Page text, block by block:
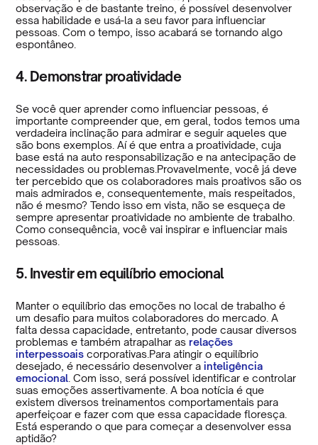
observação e de bastante treino, é possível desenvolver
essa habilidade e usá-la a seu favor para influenciar
pessoas. Com o tempo, isso acabará se tornando algo
espontâneo.
4. Demonstrar proatividade
Se você quer aprender como influenciar pessoas, é
importante compreender que, em geral, todos temos uma
verdadeira inclinação para admirar e seguir aqueles que
são bons exemplos. Aí é que entra a proatividade, cuja
base está na auto responsabilização e na antecipação de
necessidades ou problemas.Provavelmente, você já deve
ter percebido que os colaboradores mais proativos são os
mais admirados e, consequentemente, mais respeitados,
não é mesmo? Tendo isso em vista, não se esqueça de
sempre apresentar proatividade no ambiente de trabalho.
Como consequência, você vai inspirar e influenciar mais
pessoas.
5. Investir em equilíbrio emocional
Manter o equilíbrio das emoções no local de trabalho é
um desafio para muitos colaboradores do mercado. A
falta dessa capacidade, entretanto, pode causar diversos
problemas e também atrapalhar as relações
interpessoais corporativas.Para atingir o equilíbrio
desejado, é necessário desenvolver ainteligência
emocional . Com isso, será possível identificar e controlar
suas emoções assertivamente. A boa notícia é que
existem diversos treinamentos comportamentais para
aperfeiçoar e fazer com que essa capacidade floresça.
Está esperando o que para começar a desenvolver essa
aptidão?